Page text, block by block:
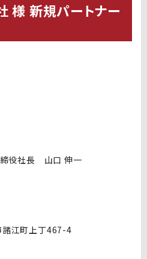
様 新規パートナー
役社長 山口 伸一
江町上丁467-4